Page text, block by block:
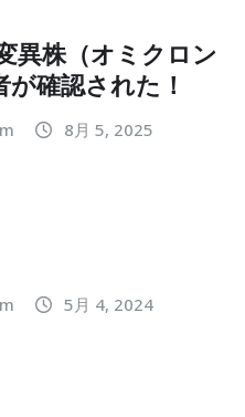
異株（オミクロン
確認された！
8月 5, 2025
5月 4, 2024